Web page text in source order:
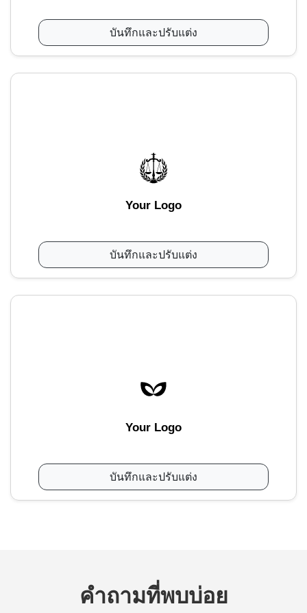
บันทึกและปรับแต่ง
Your Logo
บันทึกและปรับแต่ง
Your Logo
บันทึกและปรับแต่ง
คำถามที่พบบ่อย